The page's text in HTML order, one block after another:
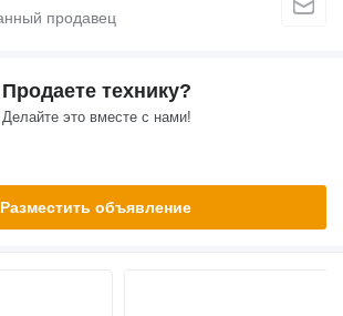
Продаете технику?
Делайте это вместе с нами!
Разместить объявление